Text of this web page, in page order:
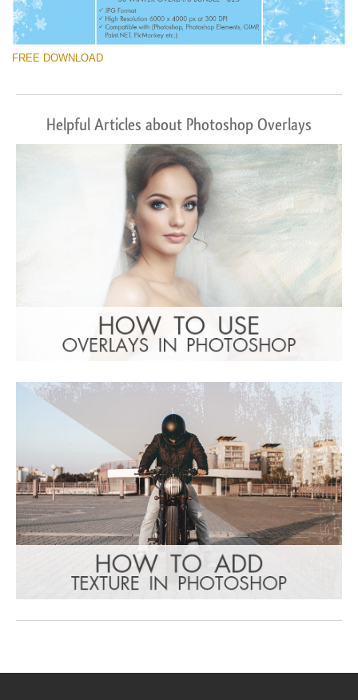
FREE DOWNLOAD
Helpful Articles about Photoshop Overlays